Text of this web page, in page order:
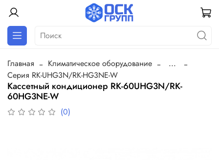
Главная Климатическое оборудование
...
Серия RK-UHG3N/RK-HG3NE-W
Кассетный кондиционер RK-60UHG3N/RK-
60HG3NE-W
(0)